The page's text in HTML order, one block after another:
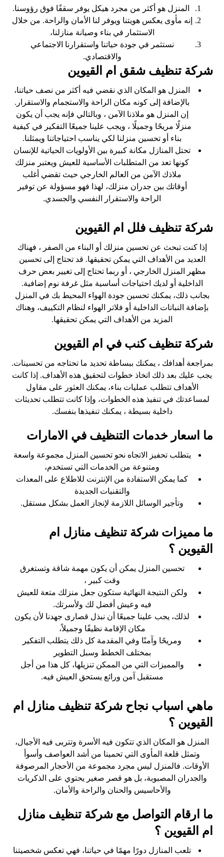
المنزل هو أكثر من مجرد هيكل يوفر سقفًا فوق رؤوسنا.
إنه مأوى يعكس هويتنا ويوفر لنا الأمان والراحة. من خلال
الاستثمار في بناء وصيانة منازلنا،
نستثمر في جودة حياتنا واستقرارنا الاجتماعي
والاقتصادي.
شركة تنظيف شقق ام القيوين
المنزل هو المكان الذي نقضي فيه أكثر من نصف حياتنا،
بالإضافة إلى كونه مكان الراحة والاستجمام والاستقرار.
إن المنزل هو ملاذنا الآمن ، وبالتالي فإنه يجب أن يكون
منزلًا مريحًا وجميلًا ، ويجب علينا جميعًا التفكير في كيفية
بناء أو تحسين منزلنا لكي يناسب احتياجاتنا ويمثلنا.
تحتل المنازل مكانة كبيرة بين الأولويات الحياتية للإنسان
كونها تعد من المتطلبات الأساسية للعيش ويعتبر منزلك
ملاذك الآمن من العالم الخارجي حيث تقضي أغلب
أوقاتك بين جدران منزلك، لهذا فهو مسؤولة عن توفير
الراحة والاستقرار النفسي والجسدي.
شركة تنظيف فلل ام القيوين
إذا كنت تبحث عن تحسين منزلك أو البناء من الصفر ، فهناك
العديد من الأهداف التي يمكن تحقيقها. قد تحتاج إلى تحسين
مظهر المنزل الخارجي ، أو ربما تحتاج إلى تغيير بعض حرف
الداخلية أو لديك احتياجات أساسية مثل غرفة نوم إضافية.
بجانب ذلك، يمكنك تحسين جودة الهواء المحيط بك في المنزل
بإضافة النباتات الداخلية أو فلاتر الهواء لنظام التكييف، وهناك
المزيد من الأهداف التي يمكن تحقيقها.
شركة تنظيف كنب في ام القيوين
بمراجعة أهدافك ، يمكنك ببساطة تحديد ما تحتاجه من تحسينات.
يجب عليك بعد ذلك اتخاذ خطوات لتحقيق هذه الأهداف. إذا كانت
الأهداف تتطلب عمليات بناء، يمكنك العثور على مقاول
لمساعدتك في تنفيذ هذه الخطوات، وإذا كانت تتطلب تحديثات
داخلية بسيطة ، يمكنك تنفيذها بنفسك.
ما اسعار خدمات التنظيف في الامارات
يتطلب تحفيز الاتجاه نحو تحسين المنزل مجموعة واسعة
ومتنوعة من الخدمات التي تستخدم،
كما يمكن الاستفادة من الإنترنت للاطلاع على المعدات
والتقنيات الجديدة
وتأجير الوسائل اللازمة لإنجاز العمل بشكل مستقل.
ما مميزات شركة تنظيف منازل ام
القيوين ؟
تحسين المنزل يمكن أن يكون مهمة شاقة وتستغرق
وقت كبير ،
ولكن النتيجة النهائية ستكون جعل منزلك متعة للعيش
فيه وعيش أفضل لك ولأسرتك.
لذلك، يجب علينا جميعًا أن نبذل قصارى جهدنا لأن يكون
مكان الإقامة نظيفًا وجميلاً،
ومريحًا وآمنًا وفي المقدمة كل ذلك يتطلب التفكير
بمختلف الخطط وسبل التطوير
والمميزات التي من الممكن تنزيلها، كل هذا من أجل
مستقبل آمن ورائع يستحق العيش فيه.
ماهي اسباب نجاح شركة تنظيف منازل ام
القيوين ؟
المنزل هو المكان الذي تتكون فيه الأسرة وتتربى فيه الأجيال،
وتمثل قلعة المأوى التي تحمينا من أشد العواصف وأسوأ
الأوقات. فالمنزل ليس مجرد مجموعة من الأحجار المرصوفة
والجدران المصبوبة، بل هو قصر صغير يحتوي على الذكريات
والأحاسيس والحنان والراحة والأمان.
ما ارقام التواصل مع شركة تنظيف منازل
ام القيوين ؟
تلعب المنازل دورًا مهمًا في حياتنا، فهي تعكس شخصيتنا